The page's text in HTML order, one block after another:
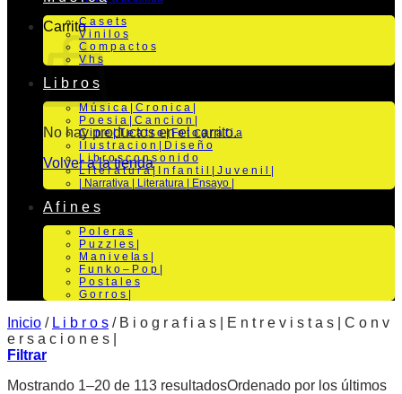
Carrito
No hay productos en el carrito.
Volver a la tienda
C a s e t s
V i n i l o s
C o m p a c t o s
V h s
L i b r o s
M ú s i c a | C r o n i c a |
P o e s i a | C a n c i o n |
C i n e | T e a t r o | Fo t o g r a f i a
I l u s t r a c i o n | D i s e ñ o
L i b r o s c o n s o n i d o
L i t e r a t u r a | I n f a n t i l | J u v e n i l |
| Narrativa | Literatura | Ensayo |
A f i n e s
P o l e r a s
P u z z l e s |
M a n i v e la s |
F u n k o – P o p |
P o s t a l e s
G o r r o s |
Inicio / L i b r o s /B i o g r a f i a s | E n t r e v i s t a s | C o n v
e r s a c i o n e s |
Filtrar
Mostrando 1–20 de 113 resultadosOrdenado por los últimos